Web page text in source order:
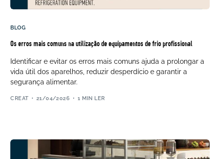
BLOG
Os erros mais comuns na utilização de equipamentos de frio profissional
Identificar e evitar os erros mais comuns ajuda a prolongar a
vida útil dos aparelhos, reduzir desperdício e garantir a
segurança alimentar.
CREAT 21/04/2026 1 MIN LER